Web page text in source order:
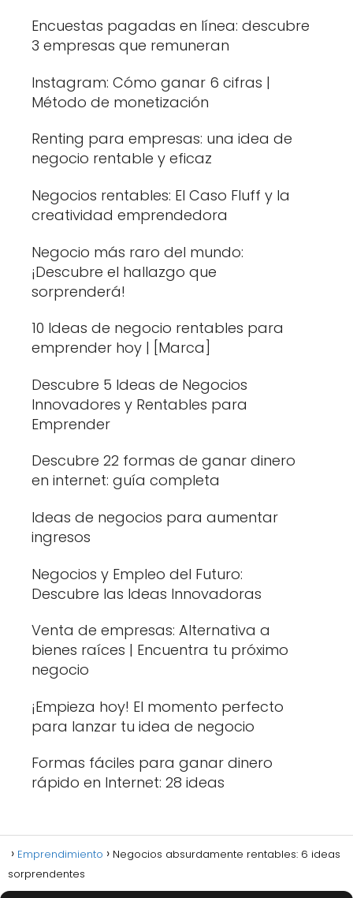
Encuestas pagadas en línea: descubre
3 empresas que remuneran
Instagram: Cómo ganar 6 cifras |
Método de monetización
Renting para empresas: una idea de
negocio rentable y eficaz
Negocios rentables: El Caso Fluff y la
creatividad emprendedora
Negocio más raro del mundo:
¡Descubre el hallazgo que
sorprenderá!
10 Ideas de negocio rentables para
emprender hoy | [Marca]
Descubre 5 Ideas de Negocios
Innovadores y Rentables para
Emprender
Descubre 22 formas de ganar dinero
en internet: guía completa
Ideas de negocios para aumentar
ingresos
Negocios y Empleo del Futuro:
Descubre las Ideas Innovadoras
Venta de empresas: Alternativa a
bienes raíces | Encuentra tu próximo
negocio
¡Empieza hoy! El momento perfecto
para lanzar tu idea de negocio
Formas fáciles para ganar dinero
rápido en Internet: 28 ideas
Emprendimiento
Negocios absurdamente rentables: 6 ideas
sorprendentes